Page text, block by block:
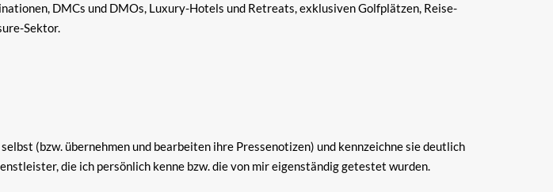
DMCs und DMOs, Luxury-Hotels und Retreats, exklusiven Golfplätzen, Reise-
Sektor.
(bzw. übernehmen und bearbeiten ihre Pressenotizen) und kennzeichne sie deutlich
die ich persönlich kenne bzw. die von mir eigenständig getestet wurden.